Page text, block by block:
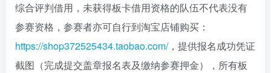
综合评判借用，未获得板卡借用资格的队伍不代表没有
参赛资格，参赛者亦可自行到淘宝店铺购买：
https://shop372525434.taobao.com/，提供报名成功凭证
截图（完成提交盖章报名表及缴纳参赛押金），所有板